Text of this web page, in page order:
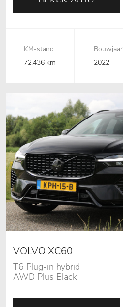
KM-stand
72.436 km
Bouwjaar
2022
VOLVO XC60
T6 Plug-in hybrid
AWD Plus Black
Camera